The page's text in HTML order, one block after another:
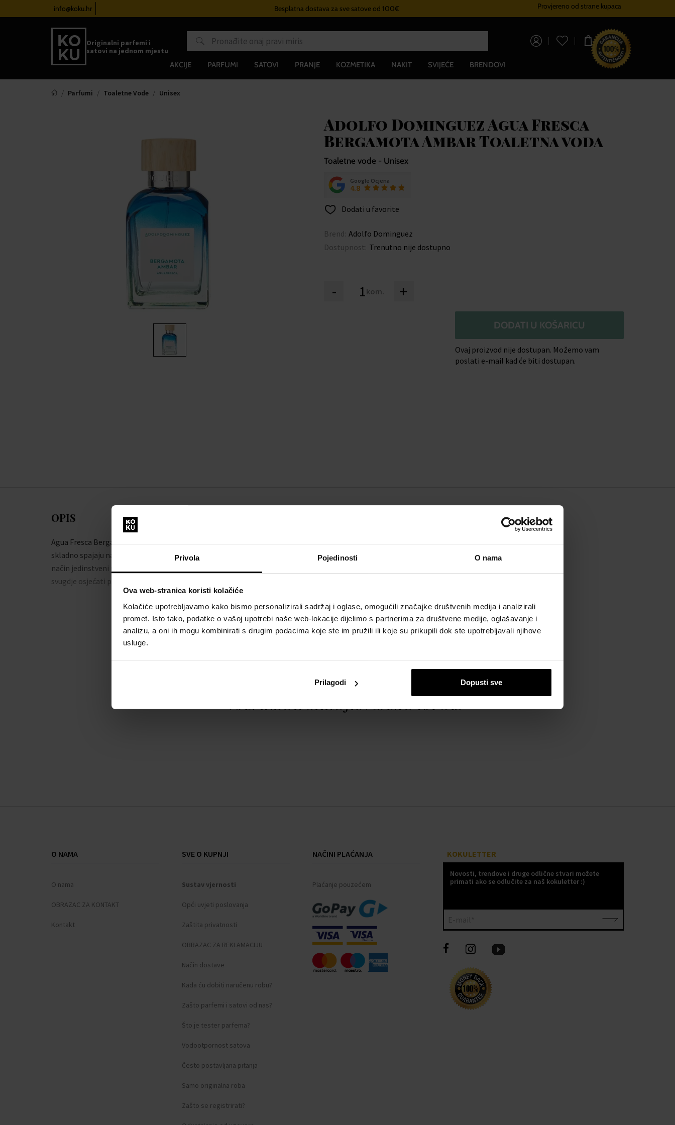
Privola Pojedinosti O nama
Ova web-stranica koristi kolačiće
Kolačiće upotrebljavamo kako bismo personalizirali sadržaj i oglase, omogućili značajke društvenih medija i analizirali
promet. Isto tako, podatke o vašoj upotrebi naše web-lokacije dijelimo s partnerima za društvene medije, oglašavanje i
analizu, a oni ih mogu kombinirati s drugim podacima koje ste im pružili ili koje su prikupili dok ste upotrebljavali njihove
usluge.
Prilagodi Dopusti sve
info@koku.hr Besplatna dostava za sve satove od 100€ Sustav vjernostiProvjereno od strane kupaca
Originalni parfemi i
satovi na jednom mjestu
0,00 €
AKCIJE PARFUMI SATOVI PRANJE KOZMETIKA NAKIT SVIJEĆE BRENDOVI
Parfumi Toaletne Vode Unisex
Adolfo Dominguez Agua Fresca
Bergamota Ambar Toaletna voda
Toaletne vode - Unisex
Google Ocjena
4.8
Dodati u favorite
Brend: Adolfo Dominguez
Dostupnost: Trenutno nije dostupno
- kom. +
DODATI U KOŠARICU
Ovaj proizvod nije dostupan. Možemo vam
poslati e-mail kad će biti dostupan.
OPIS
Agua Fresca Bergamota Ambar su parfemi koji
skladno spajaju najljepše akorde stvarajući na taj
način jedinstveni miris, zahvaljujući kojem ćete se
svugdje osjećati posebno.
bergamot, grejp
Spol: unisex
Adolfo Dominguez
Vrsta mirisa: svježa, Citrusna
Naš izbor skrojen samo za vas
O NAMA
O nama
OBRAZAC ZA KONTAKT
Kontakt
SVE O KUPNJI
Sustav vjernosti
Opći uvjeti poslovanja
Zaštita privatnosti
OBRAZAC ZA REKLAMACIJU
Način dostave
Kada ću dobiti naručenu robu?
Zašto parfemi i satovi od nas?
Što je tester parfema?
Vodootpornost satova
Često postavljana pitanja
Samo originalna roba
Zašto se registrirati?
NAČINI PLAĆANJA
Plaćanje pouzećem
KOKULETTER
Novosti, trendove i druge odlične stvari možete
primati ako se odlučite za naš kokuletter :)